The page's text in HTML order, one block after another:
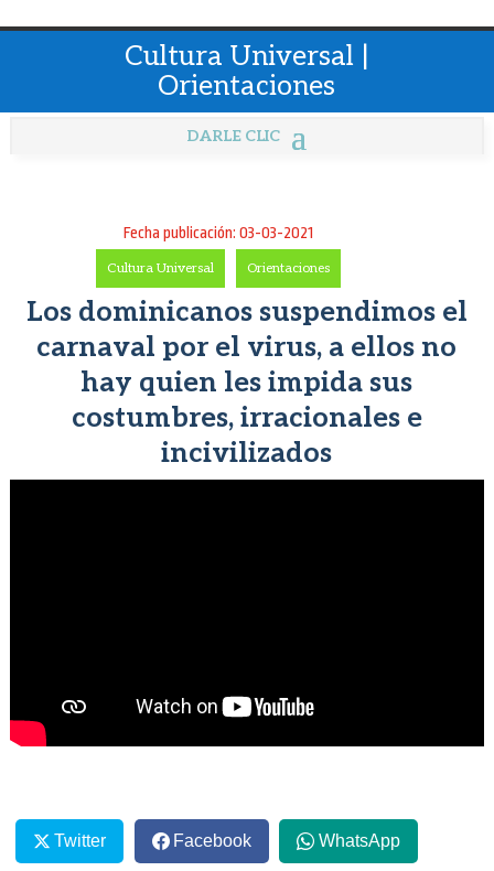
Cultura Universal |
Orientaciones
Fecha publicación: 03-03-2021
Cultura Universal Orientaciones
Los dominicanos suspendimos el
carnaval por el virus, a ellos no
hay quien les impida sus
costumbres, irracionales e
incivilizados
Twitter Facebook WhatsApp